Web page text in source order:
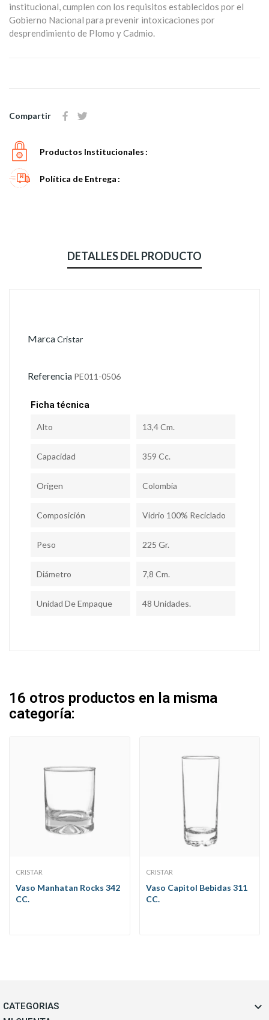
institucional, cumplen con los requisitos establecidos por el
Gobierno Nacional para prevenir intoxicaciones por
desprendimiento de Plomo y Cadmio.
Compartir
Productos Institucionales
Política de Entrega
DETALLES DEL PRODUCTO
MarcaCristar
Referencia PE011-0506
Ficha técnica
Alto 13,4 Cm.
Capacidad 359 Cc.
Origen Colombia
Composición Vidrio 100% Reciclado
Peso 225 Gr.
Diámetro 7,8 Cm.
Unidad De Empaque 48 Unidades.
16 otros productos en la misma
categoría:
CRISTAR
Vaso Manhatan Rocks 342
CC.
CRISTAR
Vaso Capitol Bebidas 311
CC.
CATEGORIAS 